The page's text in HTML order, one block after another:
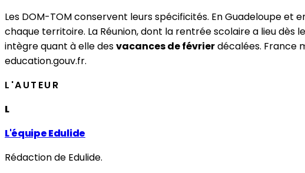
Les DOM-TOM conservent leurs spécificités. En Guadeloupe et
chaque territoire. La Réunion, dont la rentrée scolaire a lieu dès
intègre quant à elle desvacances de févrierdécalées. France
education.gouv.fr.
L'AUTEUR
L
L'équipe Edulide
Rédaction de Edulide.